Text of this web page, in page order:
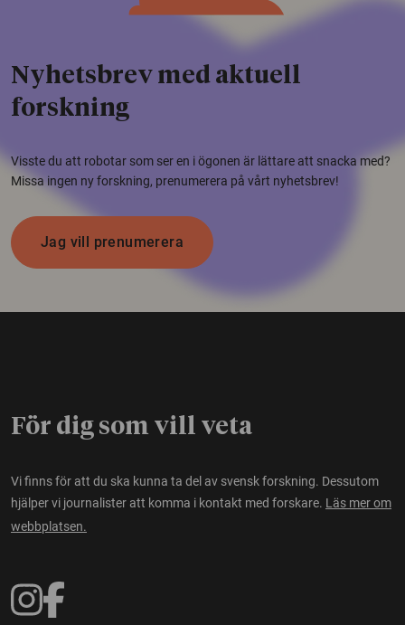
Nyhetsbrev med aktuell
forskning
Visste du att robotar som ser en i ögonen är lättare att snacka med?
Missa ingen ny forskning, prenumerera på vårt nyhetsbrev!
Jag vill prenumerera
För dig som vill veta
Vi finns för att du ska kunna ta del av svensk forskning. Dessutom
hjälper vi journalister att komma i kontakt med forskare. Läs mer om
webbplatsen.